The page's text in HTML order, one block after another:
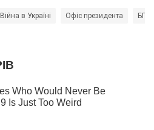
Війна в Україні Офіс президента